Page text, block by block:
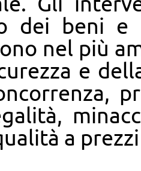
dei beni e
nel più
e
a